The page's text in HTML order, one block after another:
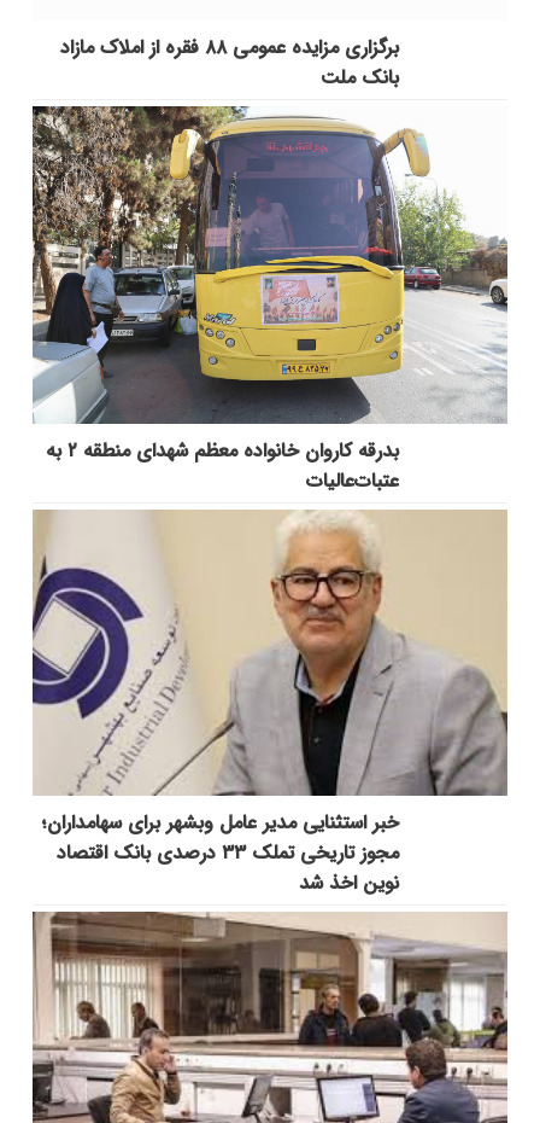
برگزاری مزایده عمومی ۸۸ فقره از املاک مازاد
بانک ملت
بدرقه کاروان خانواده معظم شهدای منطقه ۲ به
عتبات‌عالیات
خبر استثنایی مدیر عامل وبشهر برای سهامداران؛
مجوز تاریخی تملک ۳۳ درصدی بانک اقتصاد
نوین اخذ شد